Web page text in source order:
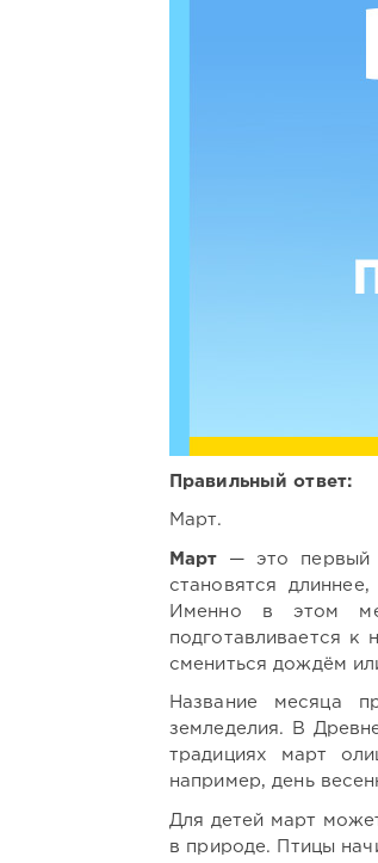
Правильный ответ:
Март.
Март — это первый
становятся
Именно в этом
подготавливается
смениться дождём
Название месяца
земледелия. В
традициях март
например, день
Для детей март
в природе. Птицы